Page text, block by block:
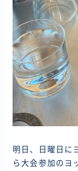
明日、日曜日に
ら大会参加のヨ